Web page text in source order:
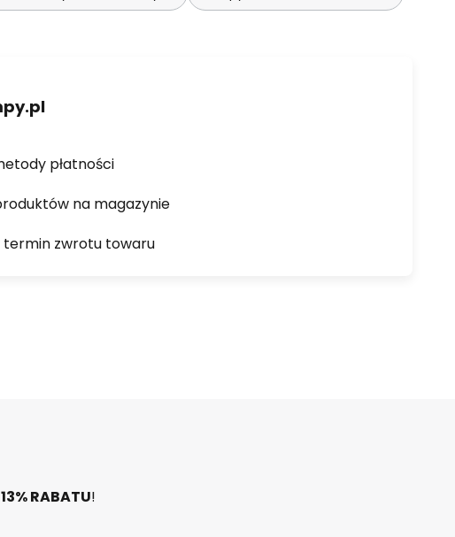
płatności
na magazynie
zwrotu towaru
13% RABATU!